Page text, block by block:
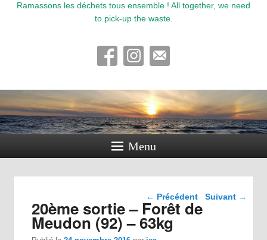
Ramassons les déchets tous ensemble ! All together, we need
to pick-up the waste.
Menu
Navigation dans les
← Précédent Suivant →
20ème sortie – Forêt de
Meudon (92) – 63kg